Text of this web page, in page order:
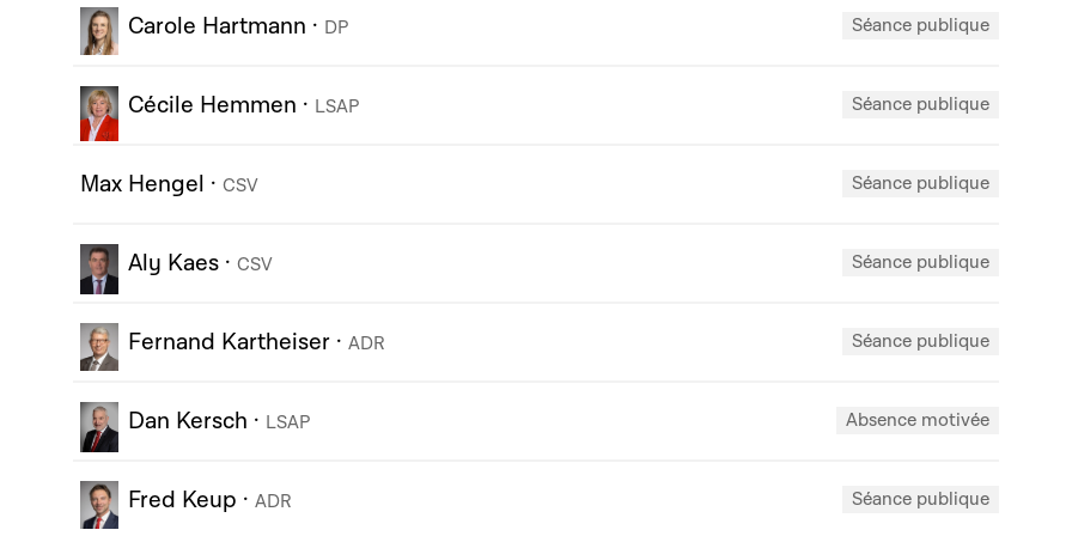
Carole Hartmann · DP Séance publique
Cécile Hemmen · LSAP Séance publique
Max Hengel · CSV Séance publique
Aly Kaes · CSV Séance publique
Fernand Kartheiser · ADR Séance publique
Dan Kersch · LSAP Absence motivée
Fred Keup · ADR Séance publique